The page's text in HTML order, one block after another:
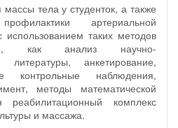
тела у студенток, а также
артериальной
использованием таких методов
как анализ научно-
литературы, анкетирование,
контрольные наблюдения,
методы математической
реабилитационный комплекс
и массажа.